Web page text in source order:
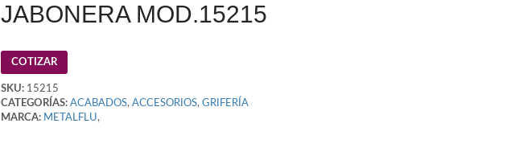
JABONERA MOD.15215
COTIZAR
SKU:15215
CATEGORÍAS: ACABADOS, ACCESORIOS, GRIFERÍA
MARCA: METALFLU,